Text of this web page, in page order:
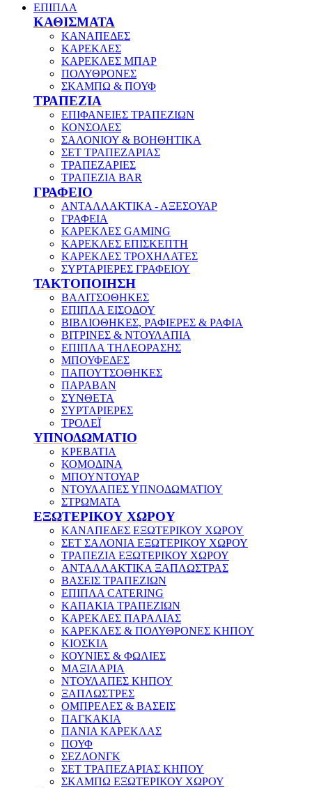
ΕΠΙΠΛΑ
ΚΑΘΙΣΜΑΤΑ
ΚΑΝΑΠΕΔΕΣ
ΚΑΡΕΚΛΕΣ
ΚΑΡΕΚΛΕΣ ΜΠΑΡ
ΠΟΛΥΘΡΟΝΕΣ
ΣΚΑΜΠΩ & ΠΟΥΦ
ΤΡΑΠΕΖΙΑ
ΕΠΙΦΑΝΕΙΕΣ ΤΡΑΠΕΖΙΩΝ
ΚΟΝΣΟΛΕΣ
ΣΑΛΟΝΙΟΥ & ΒΟΗΘΗΤΙΚΑ
ΣΕΤ ΤΡΑΠΕΖΑΡΙΑΣ
ΤΡΑΠΕΖΑΡΙΕΣ
ΤΡΑΠΕΖΙΑ BAR
ΓΡΑΦΕΙΟ
ΑΝΤΑΛΛΑΚΤΙΚΑ - ΑΞΕΣΟΥΑΡ
ΓΡΑΦΕΙΑ
ΚΑΡΕΚΛΕΣ GAMING
ΚΑΡΕΚΛΕΣ ΕΠΙΣΚΕΠΤΗ
ΚΑΡΕΚΛΕΣ ΤΡΟΧΗΛΑΤΕΣ
ΣΥΡΤΑΡΙΕΡΕΣ ΓΡΑΦΕΙΟΥ
ΤΑΚΤΟΠΟΙΗΣΗ
ΒΑΛΙΤΣΟΘΗΚΕΣ
ΕΠΙΠΛΑ ΕΙΣΟΔΟΥ
ΒΙΒΛΙΟΘΗΚΕΣ, ΡΑΦΙΕΡΕΣ & ΡΑΦΙΑ
ΒΙΤΡΙΝΕΣ & ΝΤΟΥΛΑΠΙΑ
ΕΠΙΠΛΑ ΤΗΛΕΟΡΑΣΗΣ
ΜΠΟΥΦΕΔΕΣ
ΠΑΠΟΥΤΣΟΘΗΚΕΣ
ΠΑΡΑΒΑΝ
ΣΥΝΘΕΤΑ
ΣΥΡΤΑΡΙΕΡΕΣ
ΤΡΟΛΕΪ
ΥΠΝΟΔΩΜΑΤΙΟ
ΚΡΕΒΑΤΙΑ
ΚΟΜΟΔΙΝΑ
ΜΠΟΥΝΤΟΥΑΡ
ΝΤΟΥΛΑΠΕΣ ΥΠΝΟΔΩΜΑΤΙΟΥ
ΣΤΡΩΜΑΤΑ
ΕΞΩΤΕΡΙΚΟΥ ΧΩΡΟΥ
ΚΑΝΑΠΕΔΕΣ ΕΞΩΤΕΡΙΚΟΥ ΧΩΡΟΥ
ΣΕΤ ΣΑΛΟΝΙΑ ΕΞΩΤΕΡΙΚΟΥ ΧΩΡΟΥ
ΤΡΑΠΕΖΙΑ ΕΞΩΤΕΡΙΚΟΥ ΧΩΡΟΥ
ΑΝΤΑΛΛΑΚΤΙΚΑ ΞΑΠΛΩΣΤΡΑΣ
ΒΑΣΕΙΣ ΤΡΑΠΕΖΙΩΝ
ΕΠΙΠΛΑ CATERING
ΚΑΠΑΚΙΑ ΤΡΑΠΕΖΙΩΝ
ΚΑΡΕΚΛΕΣ ΠΑΡΑΛΙΑΣ
ΚΑΡΕΚΛΕΣ & ΠΟΛΥΘΡΟΝΕΣ ΚΗΠΟΥ
ΚΙΟΣΚΙΑ
ΚΟΥΝΙΕΣ & ΦΩΛΙΕΣ
ΜΑΞΙΛΑΡΙΑ
ΝΤΟΥΛΑΠΕΣ ΚΗΠΟΥ
ΞΑΠΛΩΣΤΡΕΣ
ΟΜΠΡΕΛΕΣ & ΒΑΣΕΙΣ
ΠΑΓΚΑΚΙΑ
ΠΑΝΙΑ ΚΑΡΕΚΛΑΣ
ΠΟΥΦ
ΣΕΖΛΟΝΓΚ
ΣΕΤ ΤΡΑΠΕΖΑΡΙΑΣ ΚΗΠΟΥ
ΣΚΑΜΠΩ ΕΞΩΤΕΡΙΚΟΥ ΧΩΡΟΥ